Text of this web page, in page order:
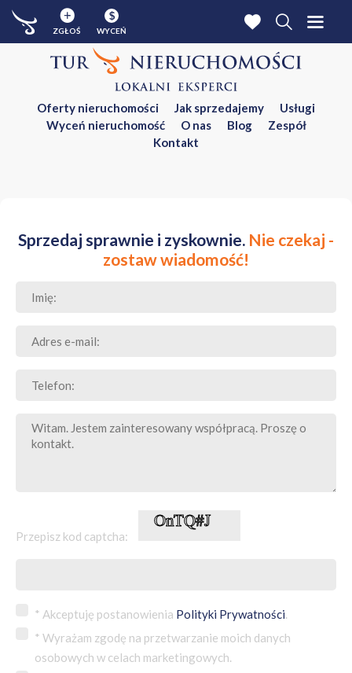
ZGŁOŚ
$
WYCEŃ
Oferty nieruchomości Jak sprzedajemy
Usługi
Wyceń nieruchomość
O nas Blog
Zespół
Kontakt
Sprzedaj sprawnie i zyskownie. Nie czekaj -
zostaw wiadomość!
Przepisz kod captcha:
* Akceptuję postanowienia Polityki Prywatności.
* Wyrażam zgodę na przetwarzanie moich danych
osobowych w celach marketingowych.